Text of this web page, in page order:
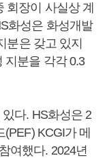
회장이 사실상 계
화성은 화성개발
분은 갖고 있지
지분을 각각 0.3
다. HS화성은 2
KCGI가 메
여했다. 2024년